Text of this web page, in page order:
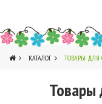
1
КАТАЛОГ ТОВАРЫ ДЛЯ
Товары